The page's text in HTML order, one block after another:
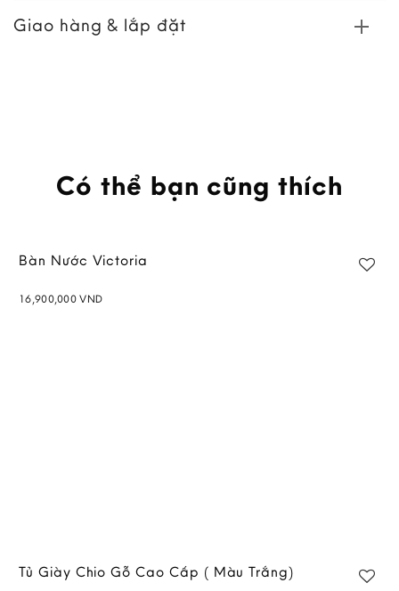
Giao hàng & lắp đặt
Có thể bạn cũng thích
Bàn Nước Victoria
16,900,000VND
Tủ Giày Chio Gỗ Cao Cấp ( Màu Trắng)